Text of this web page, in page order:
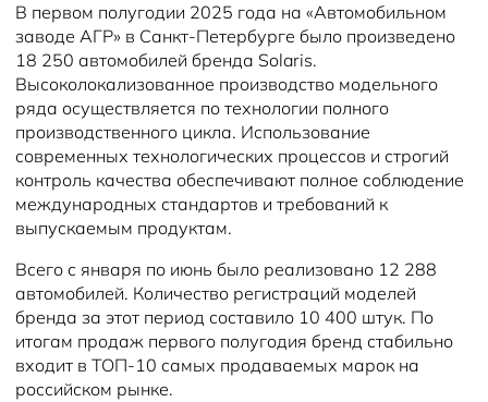
В первом полугодии 2025 года на «Автомобильном
заводе АГР» в Санкт-Петербурге было произведено
18 250 автомобилей бренда Solaris.
Высоколокализованное производство модельного
ряда осуществляется по технологии полного
производственного цикла. Использование
современных технологических процессов и строгий
контроль качества обеспечивают полное соблюдение
международных стандартов и требований к
выпускаемым продуктам.
Всего с января по июнь было реализовано 12 288
автомобилей. Количество регистраций моделей
бренда за этот период составило 10 400 штук. По
итогам продаж первого полугодия бренд стабильно
входит в ТОП-10 самых продаваемых марок на
российском рынке.